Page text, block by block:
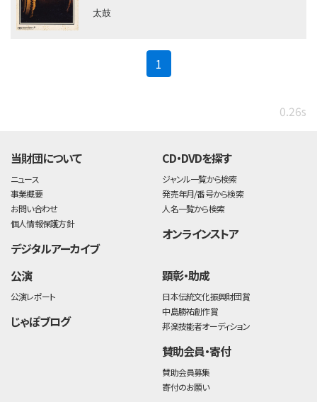
太鼓
1
0.26s
当財団について
ニュース
事業概要
お問い合わせ
個人情報保護方針
デジタルアーカイブ
CD・DVDを探す
ジャンル一覧から検索
発売年月/番号から検索
人名一覧から検索
オンラインストア
公演
公演レポート
じゃぽブログ
顕彰・助成
日本伝統文化振興財団賞
中島勝祐創作賞
邦楽技能者オーディション
賛助会員・寄付
賛助会員募集
寄付のお願い